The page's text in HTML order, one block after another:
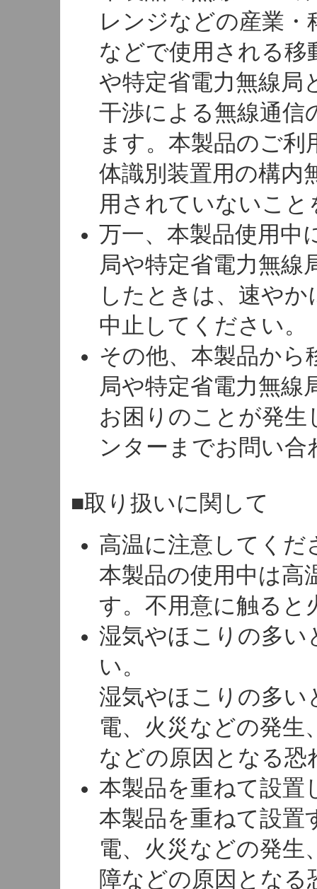
レンジなどの産業
などで使用される移
や特定省電力無線局
干渉による無線通信
ます。本製品のご利
体識別装置用の構内
用されていないこ
万一、本製品使用中
局や特定省電力無線
したときは、速や
中止してください。
その他、本製品から
局や特定省電力無線
お困りのことが発
ンターまでお問い
■取り扱いに関して
高温に注意してくだ
本製品の使用中は高
す。不用意に触ると
湿気やほこりの多
い。
湿気やほこりの多い
電、火災などの発生
などの原因となる恐
本製品を重ねて設置
本製品を重ねて設置
電、火災などの発生
障などの原因とな